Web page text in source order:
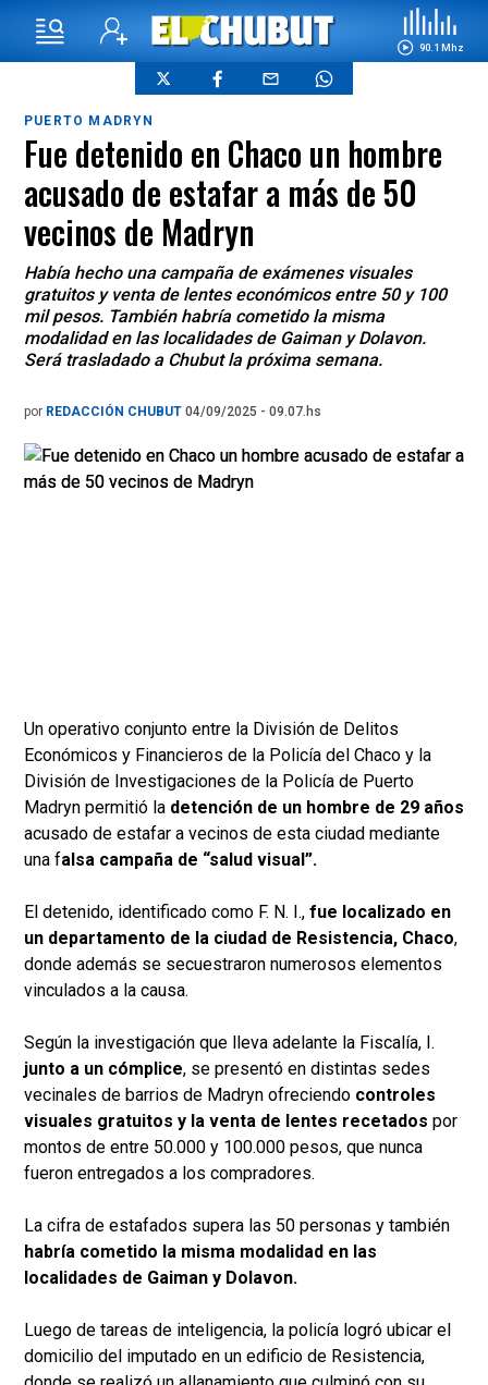
90.1 Mhz
PUERTO MADRYN
Fue detenido en Chaco un hombre
acusado de estafar a más de 50
vecinos de Madryn
Había hecho una campaña de exámenes visuales
gratuitos y venta de lentes económicos entre 50 y 100
mil pesos. También habría cometido la misma
modalidad en las localidades de Gaiman y Dolavon.
Será trasladado a Chubut la próxima semana.
por REDACCIÓN CHUBUT 04/09/2025 - 09.07.hs
Un operativo conjunto entre la División de Delitos
Económicos y Financieros de la Policía del Chaco y la
División de Investigaciones de la Policía de Puerto
Madryn permitió la detención de un hombre de 29 años
acusado de estafar a vecinos de esta ciudad mediante
una falsa campaña de “salud visual”.
El detenido, identificado como F. N. I., fue localizado en
un departamento de la ciudad de Resistencia, Chaco,
donde además se secuestraron numerosos elementos
vinculados a la causa.
Según la investigación que lleva adelante la Fiscalía, I.
junto a un cómplice, se presentó en distintas sedes
vecinales de barrios de Madryn ofreciendo controles
visuales gratuitos y la venta de lentes recetados por
montos de entre 50.000 y 100.000 pesos, que nunca
fueron entregados a los compradores.
La cifra de estafados supera las 50 personas y también
habría cometido la misma modalidad en las
localidades de Gaiman y Dolavon.
Luego de tareas de inteligencia, la policía logró ubicar el
domicilio del imputado en un edificio de Resistencia,